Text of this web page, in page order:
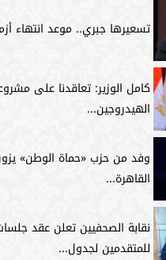
تسعيرها جبري.. موعد انتهاء
كامل الوزير: تعاقدنا على
الهيدروجين...
وفد من حزب «حماة الوطن»
القاهرة...
نقابة الصحفيين تعلن عقد
للمتقدمين لجدول...